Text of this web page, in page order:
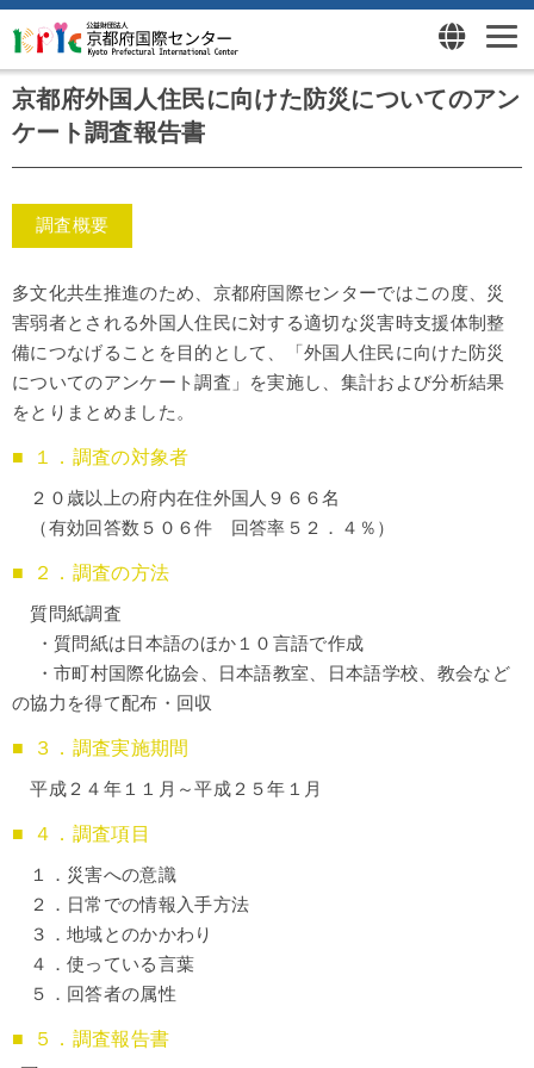
京都府外国人住民に向けた防災についてのアン
ケート調査報告書
調査概要
多文化共生推進のため、京都府国際センターではこの度、災
害弱者とされる外国人住民に対する適切な災害時支援体制整
備につなげることを目的として、「外国人住民に向けた防災
についてのアンケート調査」を実施し、集計および分析結果
をとりまとめました。
１．調査の対象者
２０歳以上の府内在住外国人９６６名
（有効回答数５０６件 回答率５２．４％）
２．調査の方法
質問紙調査
・質問紙は日本語のほか１０言語で作成
・市町村国際化協会、日本語教室、日本語学校、教会など
の協力を得て配布・回収
３．調査実施期間
平成２４年１１月～平成２５年１月
４．調査項目
１．災害への意識
２．日常での情報入手方法
３．地域とのかかわり
４．使っている言葉
５．回答者の属性
５．調査報告書